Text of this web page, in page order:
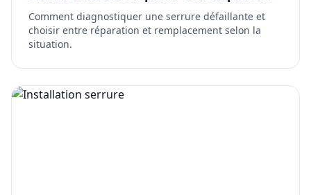
Comment diagnostiquer une serrure défaillante et
choisir entre réparation et remplacement selon la
situation.